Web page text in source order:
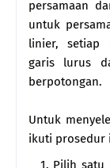
persamaan
untuk
linier, setiap
garis lurus
berpotongan.
Untuk
ikuti prosedur
Pilih satu